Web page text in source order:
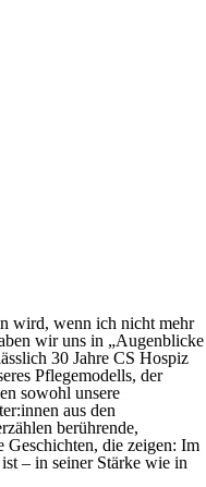
wird, wenn ich nicht mehr
wir uns in „Augenblicke
30 Jahre CS Hospiz
Pflegemodells, der
sowohl unsere
aus den
berührende,
Geschichten, die zeigen: Im
– in seiner Stärke wie in